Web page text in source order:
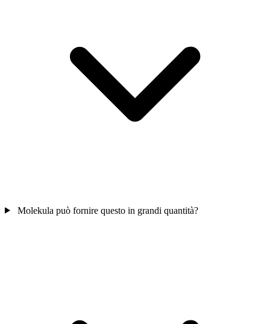
Molekula può fornire questo in grandi quantità?